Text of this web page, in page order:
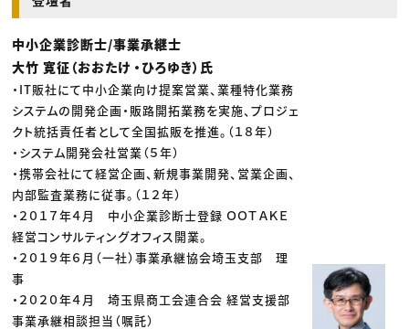
中小企業診断士/事業承継士
大竹 寛征（おおたけ ・ひろゆき）氏
・IT販社にて中小企業向け提案営業、業種特化業務
システムの開発企画・販路開拓業務を実施、プロジェ
クト統括責任者として全国拡販を推進。（１８年）
・システム開発会社営業（５年）
・携帯会社にて経営企画、新規事業開発、営業企画、
内部監査業務に従事。（１２年）
・２０１７年４月 中小企業診断士登録 ＯＯＴＡＫＥ
経営コンサルティングオフィス開業。
・２０１９年６月（一社）事業承継協会埼玉支部 理
事
・２０２０年４月 埼玉県商工会連合会 経営支援部
事業承継相談担当（嘱託）